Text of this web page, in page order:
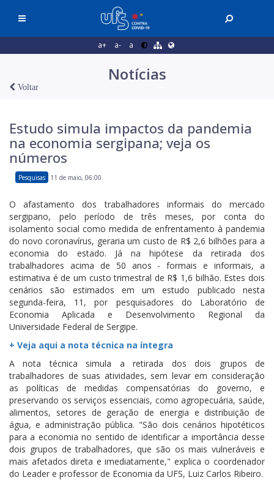
a+ a- a
Notícias
Voltar
Estudo simula impactos da pandemia
na economia sergipana; veja os
números
Pesquisas 11 de maio, 06:00
O afastamento dos trabalhadores informais do mercado
sergipano, pelo período de três meses, por conta do
isolamento social como medida de enfrentamento à pandemia
do novo coronavírus, geraria um custo de R$ 2,6 bilhões para a
economia do estado. Já na hipótese da retirada dos
trabalhadores acima de 50 anos - formais e informais, a
estimativa é de um custo trimestral de R$ 1,6 bilhão. Estes dois
cenários são estimados em um estudo publicado nesta
segunda-feira, 11, por pesquisadores do Laboratório de
Economia Aplicada e Desenvolvimento Regional da
Universidade Federal de Sergipe.
+ Veja aqui a nota técnica na íntegra
A nota técnica simula a retirada dos dois grupos de
trabalhadores de suas atividades, sem levar em consideração
as políticas de medidas compensatórias do governo, e
preservando os serviços essenciais, como agropecuária, saúde,
alimentos, setores de geração de energia e distribuição de
água, e administração pública. "São dois cenários hipotéticos
para a economia no sentido de identificar a importância desse
dois grupos de trabalhadores, que são os mais vulneráveis e
mais afetados direta e imediatamente," explica o coordenador
do Leader e professor de Economia da UFS, Luiz Carlos Ribeiro.